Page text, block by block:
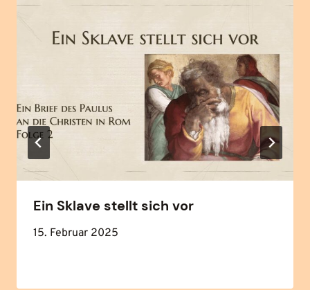
Ein Sklave stellt sich vor
15. Februar 2025